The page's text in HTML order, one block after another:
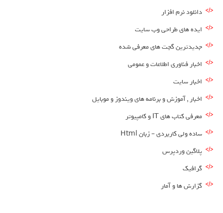
دانلود نرم افزار
ایده های طراحی وب سایت
جدیدترین گجت های معرفی شده
اخبار فناوری اطلاعات و عمومی
اخبار سایت
اخبار , آموزش و برنامه های ویندوز و موبایل
معرفی کتاب های IT و کامپیوتر
ساده ولی کاربردی – زبان Html
پلاگین وردپرس
گرافیک
گزارش ها و آمار